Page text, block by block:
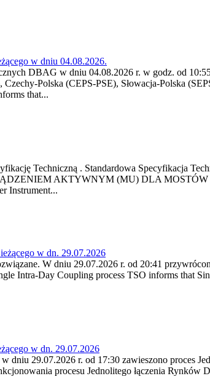
w dniu 04.08.2026.
DBAG w dniu 04.08.2026 r. w godz. od
Polska (CEPS-PSE), Słowacja-Polska
that...
Techniczną . Standardowa Specyfikacja
AKTYWNYM (MU) DLA MOSTÓW
Instrument...
w dn. 29.07.2026
W dniu 29.07.2026 r. od 20:41
Intra-Day Coupling process TSO informs that
w dn. 29.07.2026
29.07.2026 r. od 17:30 zawieszono proces
procesu Jednolitego łączenia Rynków